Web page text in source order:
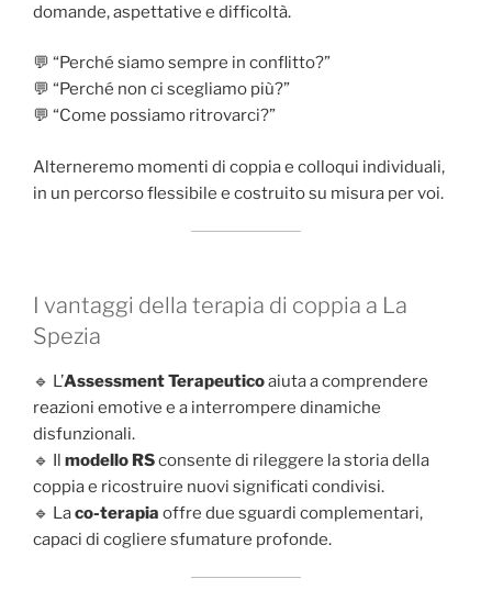
domande, aspettative e difficoltà.
💬 “Perché siamo sempre in conflitto?”
💬 “Perché non ci scegliamo più?”
💬 “Come possiamo ritrovarci?”
Alterneremo momenti di coppia e colloqui individuali,
in un percorso flessibile e costruito su misura per voi.
I vantaggi della terapia di coppia a La
Spezia
🔹 L’Assessment Terapeuticoaiuta a comprendere
reazioni emotive e a interrompere dinamiche
disfunzionali.
🔹 Il modello RSconsente di rileggere la storia della
coppia e ricostruire nuovi significati condivisi.
🔹 Laco-terapia offre due sguardi complementari,
capaci di cogliere sfumature profonde.